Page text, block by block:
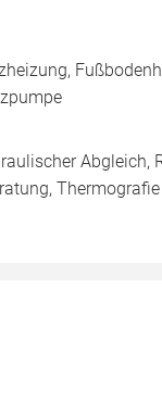
Abgleich,